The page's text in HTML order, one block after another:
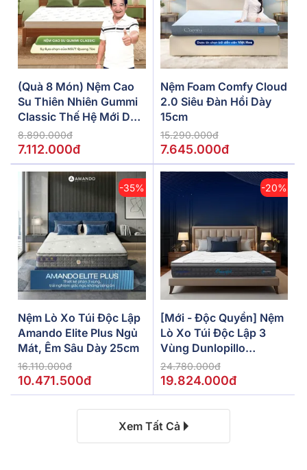
(Quà 8 Món) Nệm Cao
Su Thiên Nhiên Gummi
Classic Thế Hệ Mới Dày
5/10/15cm
8.890.000đ
7.112.000đ
Nệm Foam Comfy Cloud
2.0 Siêu Đàn Hồi Dày
15cm
15.290.000đ
7.645.000đ
-35%
Nệm Lò Xo Túi Độc Lập
Amando Elite Plus Ngủ
Mát, Êm Sâu Dày 25cm
16.110.000đ
10.471.500đ
-20%
[Mới - Độc Quyền] Nệm
Lò Xo Túi Độc Lập 3
Vùng Dunlopillo
De.Stress Powerful
24.780.000đ
19.824.000đ
Xem Tất Cả